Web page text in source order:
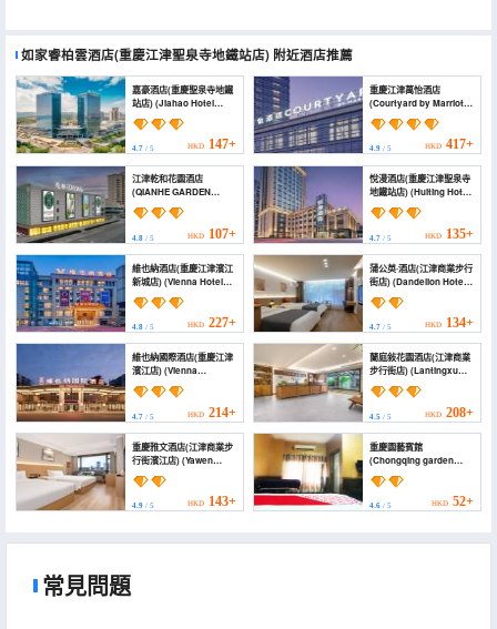
如家睿柏雲酒店(重慶江津聖泉寺地鐵站店) 附近酒店推薦
嘉豪酒店(重慶聖泉寺地鐵
站店) (Jiahao Hotel
(Chongqing
Shengquansi Subway
Station))
4.7 / 5 HKD 147+
重慶江津萬怡酒店
(Courtyard by Marriott
Chongqing Jiangjin)
4.9/ 5 HKD 417+
江津乾和花園酒店
(QIANHE GARDEN
HOTEL)
4.8 / 5 HKD 107+
悅漫酒店(重慶江津聖泉寺
地鐵站店) (Huiting Hotel
(Jiangjin Wanda Plaza
Shengquansi Subway
4.7/ 5 HKD 135+
維也納酒店(重慶江津濱江
新城店) (Vienna Hotel
(Chongqing Jiangjin
Binjiang New Town
Branch))
4.8 / 5 HKD 227+
蒲公英·酒店(江津商業步行
街店) (Dandelion Hotel
(Jiangjin Commercial
Pedestrian Street))
4.7/ 5 HKD 134+
維也納國際酒店(重慶江津
濱江店) (Vienna
International Hotel
(Binjiang of Jiangjin,
4.7 / 5 HKD 214+
蘭庭敍花園酒店(江津商業
步行街店) (Lantingxu
Hotel (Jiangjin
Commercial Pedestrian
4.5/ 5 HKD 208+
重慶雅文酒店(江津商業步
行街濱江店) (Yawen
Business Hostel)
4.9 / 5 HKD 143+
重慶園藝賓館
(Chongqing garden
hotel)
4.6/ 5 HKD 52+
常見問題